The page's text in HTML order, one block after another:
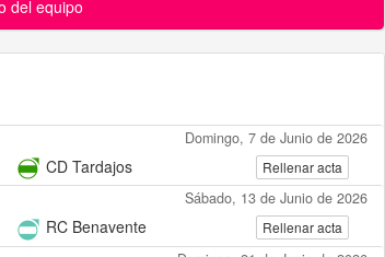
del equipo
Domingo, 7 de Junio de 2026
CD Tardajos Rellenar acta
Sábado, 13 de Junio de 2026
RC Benavente Rellenar acta